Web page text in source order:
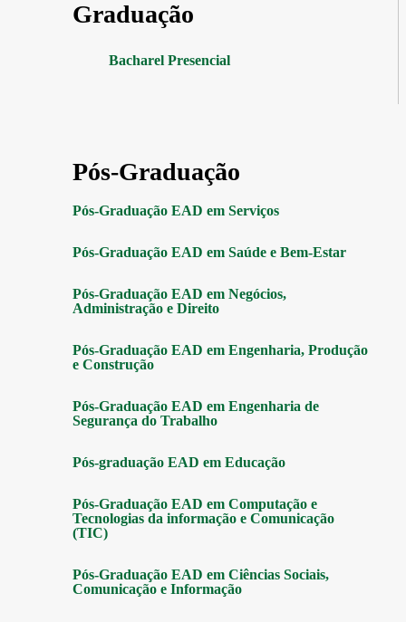
Graduação
Bacharel Presencial
Pós-Graduação
Pós-Graduação EAD em Serviços
Pós-Graduação EAD em Saúde e Bem-Estar
Pós-Graduação EAD em Negócios,
Administração e Direito
Pós-Graduação EAD em Engenharia, Produção
e Construção
Pós-Graduação EAD em Engenharia de
Segurança do Trabalho
Pós-graduação EAD em Educação
Pós-Graduação EAD em Computação e
Tecnologias da informação e Comunicação
(TIC)
Pós-Graduação EAD em Ciências Sociais,
Comunicação e Informação